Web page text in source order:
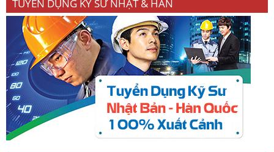
TUYỂN DỤNG KỸ SƯ NHẬT & HÀN